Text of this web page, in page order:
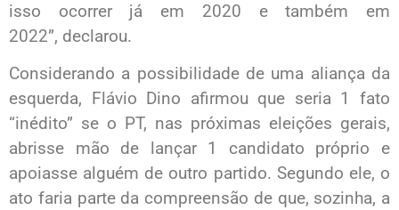
isso ocorrer já em 2020 e também em
2022”, declarou.
Considerando a possibilidade de uma aliança da
esquerda, Flávio Dino afirmou que seria 1 fato
“inédito” se o PT, nas próximas eleições gerais,
abrisse mão de lançar 1 candidato próprio e
apoiasse alguém de outro partido. Segundo ele, o
ato faria parte da compreensão de que, sozinha, a